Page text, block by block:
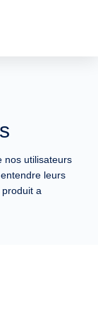
nos utilisateurs
leurs
a